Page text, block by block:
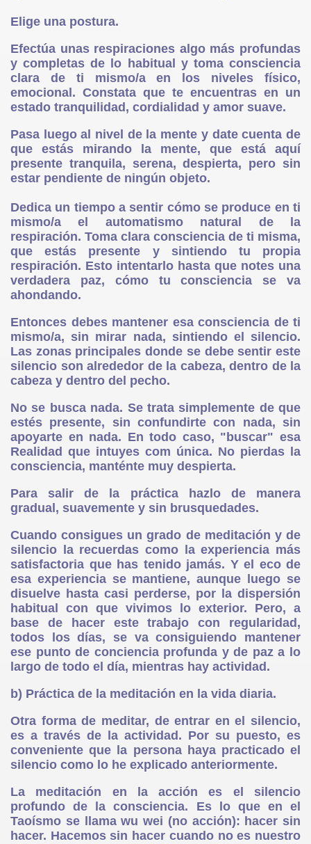
Elige una postura.
Efectúa unas respiraciones algo más profundas
y completas de lo habitual y toma consciencia
clara de ti mismo/a en los niveles físico,
emocional. Constata que te encuentras en un
estado tranquilidad, cordialidad y amor suave.
Pasa luego al nivel de la mente y date cuenta de
que estás mirando la mente, que está aquí
presente tranquila, serena, despierta, pero sin
estar pendiente de ningún objeto.
Dedica un tiempo a sentir cómo se produce en ti
mismo/a el automatismo natural de la
respiración. Toma clara consciencia de ti misma,
que estás presente y sintiendo tu propia
respiración. Esto intentarlo hasta que notes una
verdadera paz, cómo tu consciencia se va
ahondando.
Entonces debes mantener esa consciencia de ti
mismo/a, sin mirar nada, sintiendo el silencio.
Las zonas principales donde se debe sentir este
silencio son alrededor de la cabeza, dentro de la
cabeza y dentro del pecho.
No se busca nada. Se trata simplemente de que
estés presente, sin confundirte con nada, sin
apoyarte en nada. En todo caso, "buscar" esa
Realidad que intuyes com única. No pierdas la
consciencia, manténte muy despierta.
Para salir de la práctica hazlo de manera
gradual, suavemente y sin brusquedades.
Cuando consigues un grado de meditación y de
silencio la recuerdas como la experiencia más
satisfactoria que has tenido jamás. Y el eco de
esa experiencia se mantiene, aunque luego se
disuelve hasta casi perderse, por la dispersión
habitual con que vivimos lo exterior. Pero, a
base de hacer este trabajo con regularidad,
todos los días, se va consiguiendo mantener
ese punto de conciencia profunda y de paz a lo
largo de todo el día, mientras hay actividad.
b) Práctica de la meditación en la vida diaria.
Otra forma de meditar, de entrar en el silencio,
es a través de la actividad. Por su puesto, es
conveniente que la persona haya practicado el
silencio como lo he explicado anteriormente.
La meditación en la acción es el silencio
profundo de la consciencia. Es lo que en el
Taoísmo se llama wu wei (no acción): hacer sin
hacer. Hacemos sin hacer cuando no es nuestro